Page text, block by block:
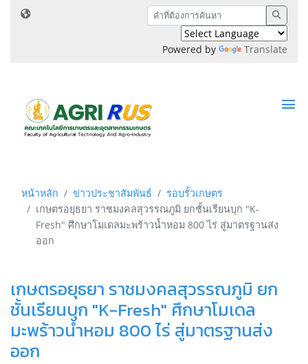
Powered by Translate
หน้าหลัก ข่าวประชาสัมพันธ์
รอบรั้วเกษตร
เกษตรอยุธยา ราชมงคลสุวรรณภูมิ ยกชั้นเรียนบุก "K-
Fresh" ศึกษาโมเดลมะพร้าวน้ำหอม 800 ไร่ สู่มาตรฐานส่ง
ออก
เกษตรอยุธยา ราชมงคลสุวรรณภูมิ ยก
ชั้นเรียนบุก "K-Fresh" ศึกษาโมเดล
มะพร้าวน้ำหอม 800 ไร่ สู่มาตรฐานส่ง
ออก